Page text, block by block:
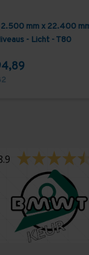
mm x 22.400
- Licht - T80